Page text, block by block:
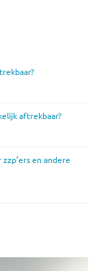
aftrekbaar?
en andere